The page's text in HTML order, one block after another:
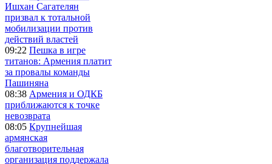
Ишхан Сагателян
призвал к тотальной
мобилизации против
действий властей
09:22 Пешка в игре
титанов: Армения платит
за провалы команды
Пашиняна
08:38 Армения и ОДКБ
приближаются к точке
невозврата
08:05 Крупнейшая
армянская
благотворительная
организация поддержала